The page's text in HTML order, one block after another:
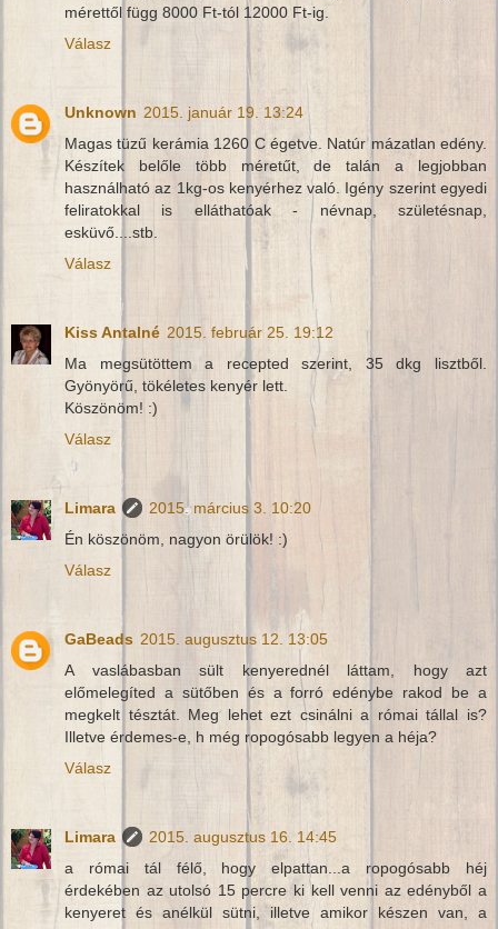
mérettől függ 8000 Ft-tól 12000 Ft-ig.
Válasz
Unknown 2015. január 19. 13:24
Magas tüzű kerámia 1260 C égetve. Natúr mázatlan edény.
Készítek belőle több méretűt, de talán a legjobban
használható az 1kg-os kenyérhez való. Igény szerint egyedi
feliratokkal is elláthatóak - névnap, születésnap,
esküvő....stb.
Válasz
Kiss Antalné 2015. február 25. 19:12
Ma megsütöttem a recepted szerint, 35 dkg lisztből.
Gyönyörű, tökéletes kenyér lett.
Köszönöm! :)
Válasz
Limara
2015. március 3. 10:20
Én köszönöm, nagyon örülök! :)
Válasz
GaBeads 2015. augusztus 12. 13:05
A vaslábasban sült kenyerednél láttam, hogy azt
előmelegíted a sütőben és a forró edénybe rakod be a
megkelt tésztát. Meg lehet ezt csinálni a római tállal is?
Illetve érdemes-e, h még ropogósabb legyen a héja?
Válasz
Limara
2015. augusztus 16. 14:45
a római tál félő, hogy elpattan...a ropogósabb héj
érdekében az utolsó 15 percre ki kell venni az edényből a
kenyeret és anélkül sütni, illetve amikor készen van, a